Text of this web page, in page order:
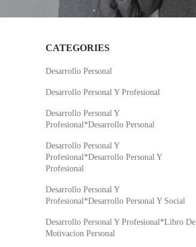
CATEGORIES
Desarrollo Personal
Desarrollo Personal Y Profesional
Desarrollo Personal Y
Profesional*Desarrollo Personal
Desarrollo Personal Y
Profesional*Desarrollo Personal Y
Profesional
Desarrollo Personal Y
Profesional*Desarrollo Personal Y Social
Desarrollo Personal Y Profesional*Libro De
Motivacion Personal